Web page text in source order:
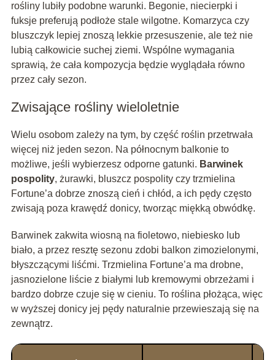
rośliny lubiły podobne warunki. Begonie, niecierpki i
fuksje preferują podłoże stale wilgotne. Komarzyca czy
bluszczyk lepiej znoszą lekkie przesuszenie, ale też nie
lubią całkowicie suchej ziemi. Wspólne wymagania
sprawią, że cała kompozycja będzie wyglądała równo
przez cały sezon.
Zwisające rośliny wieloletnie
Wielu osobom zależy na tym, by część roślin przetrwała
więcej niż jeden sezon. Na północnym balkonie to
możliwe, jeśli wybierzesz odporne gatunki. Barwinek
pospolity, żurawki, bluszcz pospolity czy trzmielina
Fortune’a dobrze znoszą cień i chłód, a ich pędy często
zwisają poza krawędź donicy, tworząc miękką obwódkę.
Barwinek zakwita wiosną na fioletowo, niebiesko lub
biało, a przez resztę sezonu zdobi balkon zimozielonymi,
błyszczącymi liśćmi. Trzmielina Fortune’a ma drobne,
jasnozielone liście z białymi lub kremowymi obrzeżami i
bardzo dobrze czuje się w cieniu. To roślina płożąca, więc
w wyższej donicy jej pędy naturalnie przewieszają się na
zewnątrz.